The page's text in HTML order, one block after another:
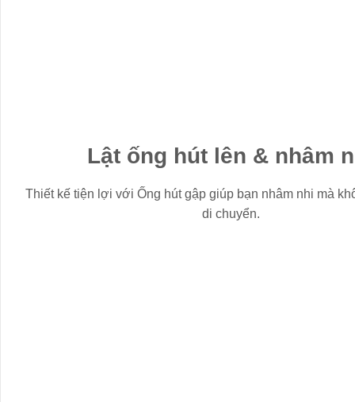
Lật ống hút lên & nhâm
Thiết kế tiện lợi với Ống hút gập giúp bạn nhâm nhi mà
di chuyển.